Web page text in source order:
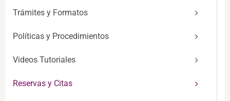
Trámites y Formatos
Políticas y Procedimientos
Videos Tutoriales
Reservas y Citas